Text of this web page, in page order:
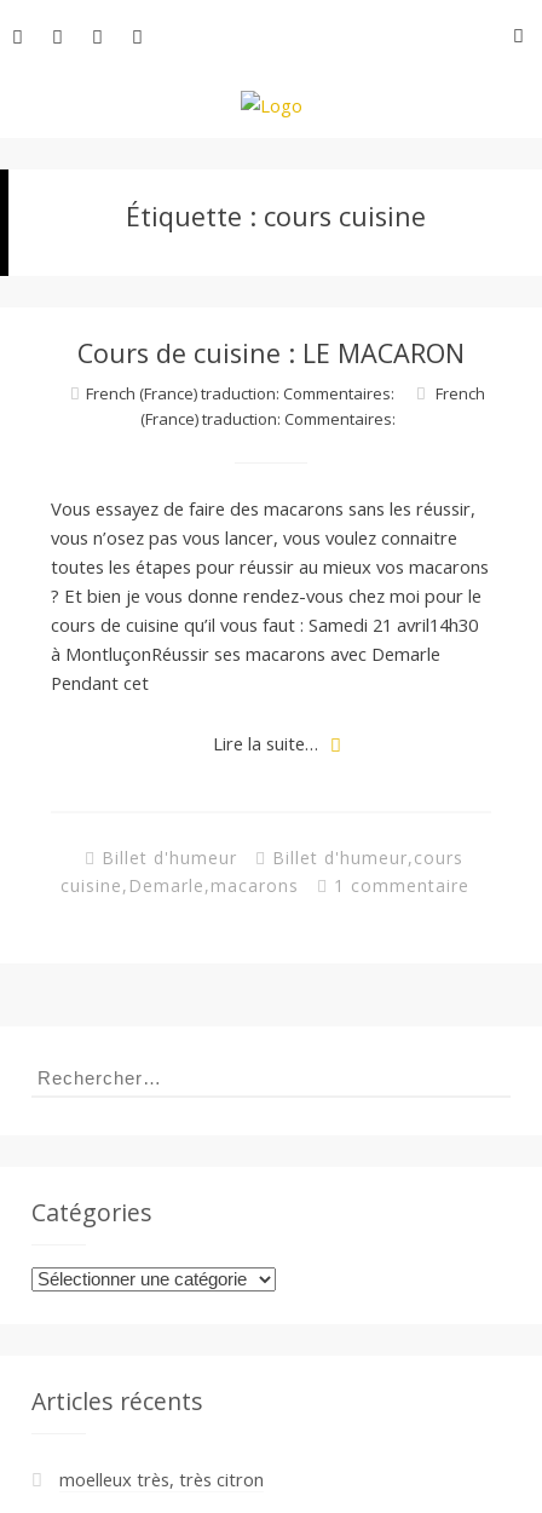
au
Étiquette : cours cuisine
Cours de cuisine : LE MACARON
French (France) traduction: Commentaires:
French
(France) traduction: Commentaires:
Vous essayez de faire des macarons sans les réussir,
vous n’osez pas vous lancer, vous voulez connaitre
toutes les étapes pour réussir au mieux vos macarons
? Et bien je vous donne rendez-vous chez moi pour le
cours de cuisine qu’il vous faut : Samedi 21 avril14h30
à MontluçonRéussir ses macarons avec Demarle
Pendant cet
Lire la suite…
Billet d'humeur Billet d'humeur,cours
cuisine, Demarle,macarons 1 commentaire
Rechercher :
Catégories
Catégories
Articles récents
moelleux très, très citron